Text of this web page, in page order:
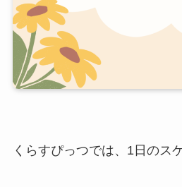
くらすぴっつでは、1日のス